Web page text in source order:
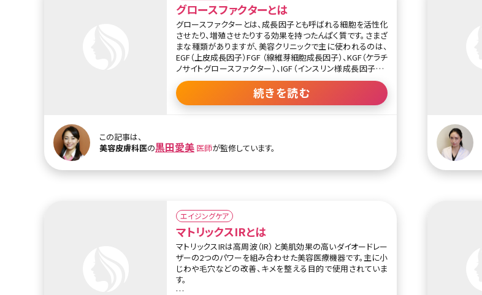
グロースファクターとは
グロースファクターとは、成長因子とも呼ばれる細胞を活性化
させたり、増殖させたりする効果を持つたんぱく質です。さまざ
まな種類がありますが、美容クリニックで主に使われるのは、
EGF（上皮成長因子）FGF （線維芽細胞成長因子）、KGF（ケラチ
ノサイトグロースファクター）、IGF（インスリン様成長因子）で
す。いずれの成長因子ももともと体内にありますが、年齢ととも
に減少してしまいます。
られます。KGFはケラチン（毛髪の主成分）へ、IGFは毛母細胞や
毛乳頭へそれぞれ作用する成長因子です。
布してからダーマスタンプを押し当てて浸透させる毛髪再生治
療などがあります。
また、グロースファクターは治療のオプションとして使われるこ
ともあります。ダーマローラーやイオン導入、PRP血小板療法、
ケミカルピーリングなどの治療とグロースファクターを併用
し、さらに効果を高めることが可能です。
続きを読む
この記事は、
美容皮膚科医の黒田愛美 医師が監修しています。
エイジングケア
マトリックスIRとは
マトリックスIRは高周波（IR）と美肌効果の高いダイオードレー
ザーの2つのパワーを組み合わせた美容医療機器です。主に小
じわや毛穴などの改善、キメを整える目的で使用されていま
す。